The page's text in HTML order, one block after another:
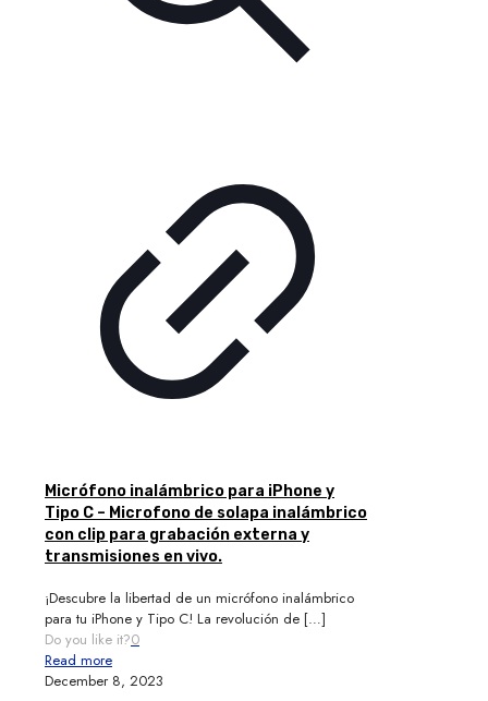
Micrófono inalámbrico para iPhone y
Tipo C – Microfono de solapa inalámbrico
con clip para grabación externa y
transmisiones en vivo.
¡Descubre la libertad de un micrófono inalámbrico
para tu iPhone y Tipo C! La revolución de […]
Do you like it?0
Read more
December 8, 2023